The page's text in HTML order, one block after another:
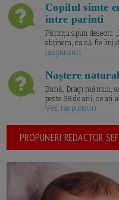
Copilul simte
intre parinti
Părinții spun deseori:
abținem, ca să fie
raspunsuri
Naștere
Bună, Dragi mămici,
peste 38 de ani, ce ați
Vezi raspunsuri
PROPUNERI REDACTOR SEF